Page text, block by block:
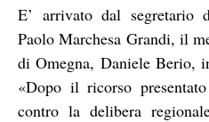
E’ arrivato dal segretario
Paolo Marchesa Grandi, il
di Omegna, Daniele Berio,
«Dopo il ricorso
contro la delibera